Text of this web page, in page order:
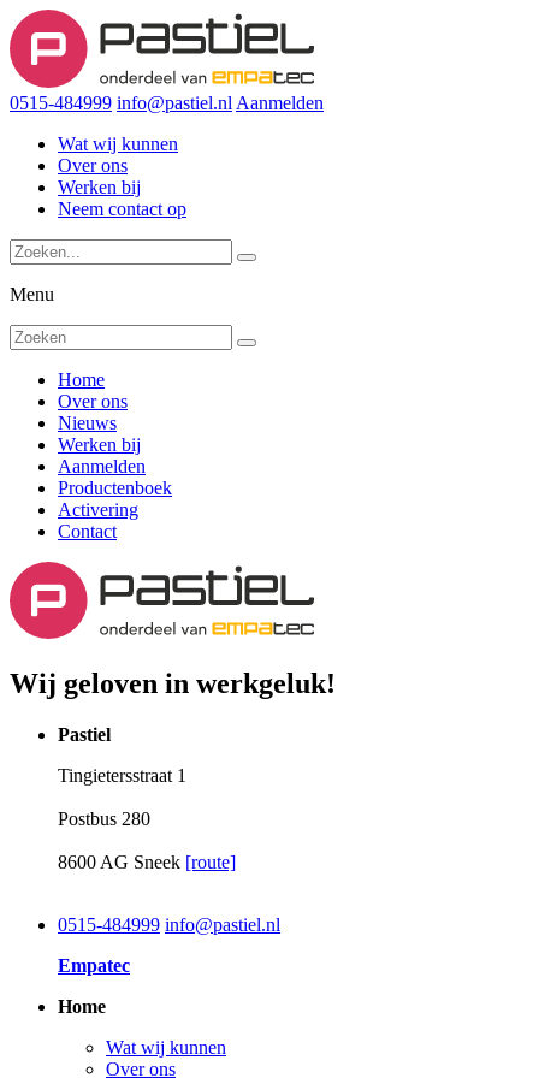
0515-484999 info@pastiel.nl Aanmelden
Wat wij kunnen
Over ons
Werken bij
Neem contact op
Menu
Home
Over ons
Nieuws
Werken bij
Aanmelden
Productenboek
Activering
Contact
Wij geloven in werkgeluk!
Pastiel
Tingietersstraat 1
Postbus 280
8600 AG Sneek [route]
0515-484999 info@pastiel.nl
Empatec
Home
Wat wij kunnen
Over ons